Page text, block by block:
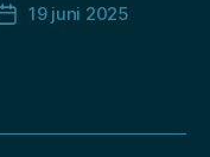
Inläggsdatum
19 juni 2025